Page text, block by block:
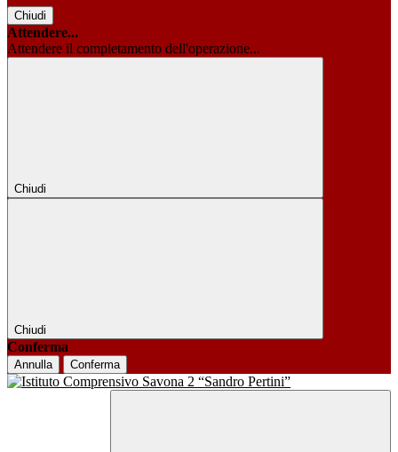
Chiudi
Attendere...
Attendere il completamento dell'operazione...
Chiudi
Chiudi
Conferma
Annulla Conferma